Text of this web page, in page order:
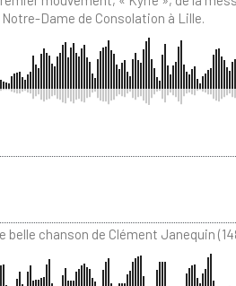
Dame de Consolation à Lille.
belle chanson de Clément Janequin